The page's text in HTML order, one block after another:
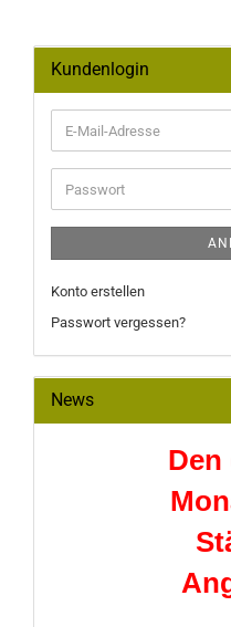
Kundenlogin
E-
Mail-
Adresse
Passwort
Konto erstellen
Passwort vergessen?
News
Den